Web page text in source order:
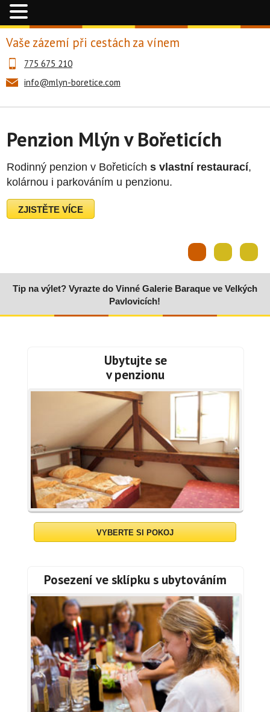
Vaše zázemí při cestách za vínem
775 675 210
info@mlyn-boretice.com
Penzion Mlýn v Bořeticích
Rodinný penzion v Bořeticíchs vlastní restaurací,
kolárnou i parkováním u penzionu.
ZJISTĚTE VÍCE
Tip na výlet? Vyrazte do Vinné Galerie Baraque ve Velkých
Pavlovicích!
Ubytujte se
v penzionu
VYBERTE SI POKOJ
Posezení ve sklípku s ubytováním